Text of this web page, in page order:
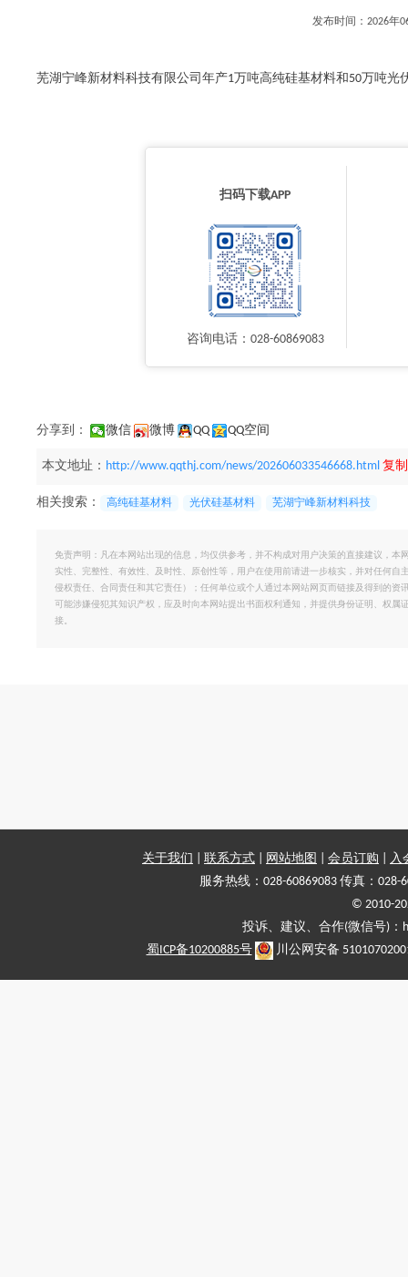
发布时间：2026
芜湖宁峰新材料科技有限公司年产1万吨高纯硅基材料和50万吨光
扫码下载APP
咨询电话：028-60869083
分享到： 微信 微博 QQ QQ空间
本文地址： http://www.qqthj.com/news/202606033546668.html 复
相关搜索： 高纯硅基材料 光伏硅基材料 芜湖宁峰新材料科技
免责声明：凡在本网站出现的信息，均仅供参考，并不构成对用户决策的直接建议，
实性、完整性、有效性、及时性、原创性等，用户在使用前请进一步核实，并对任何
侵权责任、合同责任和其它责任）；任何单位或个人通过本网站网页而链接及得到的
可能涉嫌侵犯其知识产权，应及时向本网站提出书面权利通知，并提供身份证明、权
接。
关于我们 联系方式 网站地图 会员订购
入
服务热线：028-60869083 传真：028-
© 2010-
投诉、建议、合作(微信号)
蜀ICP备10200885号
川公网安备